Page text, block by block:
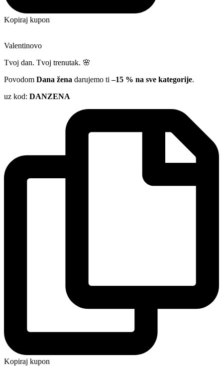
Kopiraj kupon
Valentinovo
Tvoj dan. Tvoj trenutak. 🌸
Povodom Dana žena darujemo ti–15 % na sve kategorije.
uz kod: DANZENA
Kopiraj kupon